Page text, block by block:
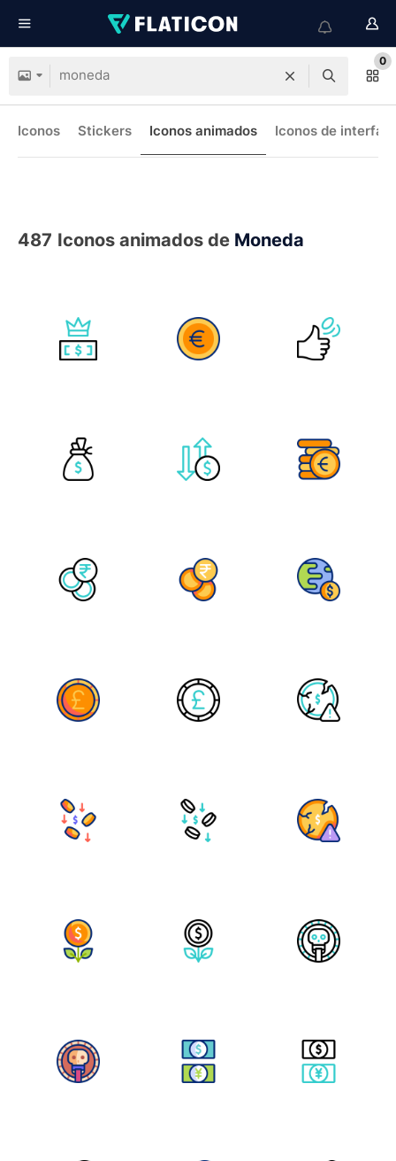
0
Iconos Stickers Iconos animados Iconos de interfaz
487 Iconos animados de Moneda